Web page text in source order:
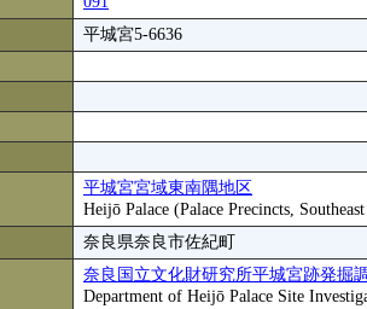
平城宮5-6636
平城宮宮域東南隅地区
Heijō Palace (Palace Precincts,
奈良県奈良市佐紀町
奈良国立文化財研究所平城宮跡発掘
Department of Heijō Palace Site